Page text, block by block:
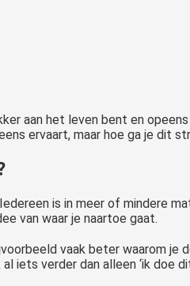
aan het leven bent en
ervaart, maar hoe ga je dit
is in meer of mindere
van waar je naartoe gaat.
vaak beter waarom
iets verder dan alleen ‘ik doe